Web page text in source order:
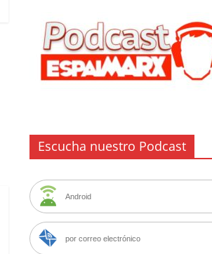
Escucha nuestro Podcast
Android
por correo electrónico